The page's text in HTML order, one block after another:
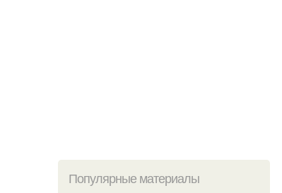
Популярные материалы